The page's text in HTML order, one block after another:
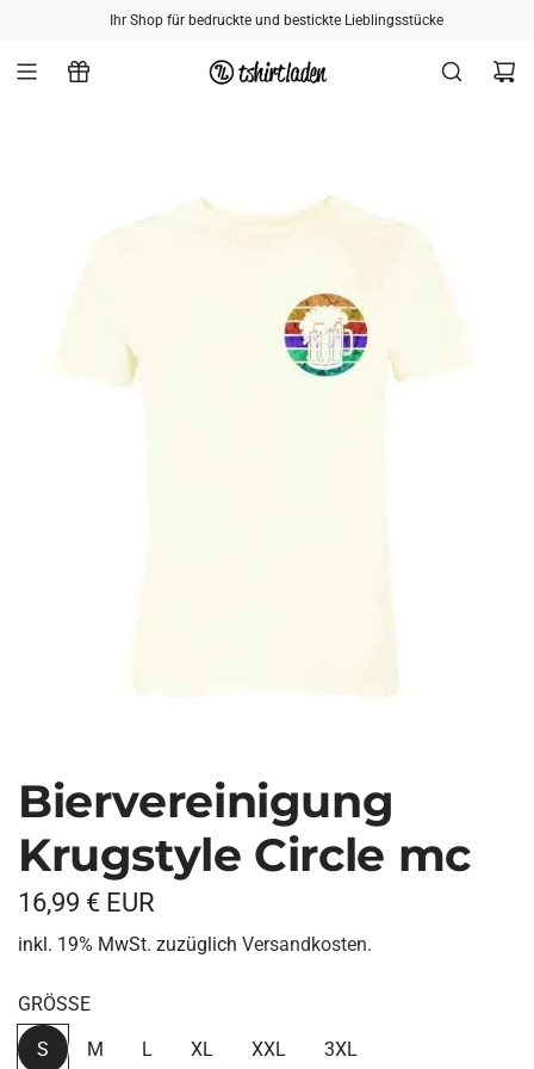
ZUM INHALT SPRINGENIhr Shop für bedruckte und bestickte Lieblingsstücke
Biervereinigung
Krugstyle Circle mc
R
e
u
16,99 € EUR
inkl. 19% MwSt. zuzüglich Versandkosten.
GRÖSSE
S
M L XL XXL
3XL